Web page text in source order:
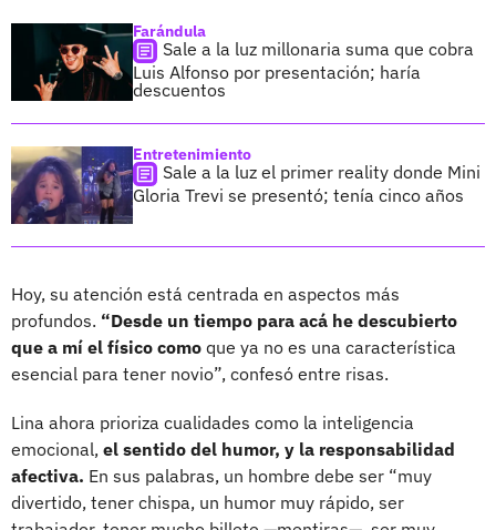
Farándula
Sale a la luz millonaria suma que cobra
Luis Alfonso por presentación; haría
descuentos
Entretenimiento
Sale a la luz el primer reality donde Mini
Gloria Trevi se presentó; tenía cinco años
Hoy, su atención está centrada en aspectos más
profundos. “Desde un tiempo para acá he descubierto
que a mí el físico como que ya no es una característica
esencial para tener novio”, confesó entre risas.
Lina ahora prioriza cualidades como la inteligencia
emocional, el sentido del humor, y la responsabilidad
afectiva. En sus palabras, un hombre debe ser “muy
divertido, tener chispa, un humor muy rápido, ser